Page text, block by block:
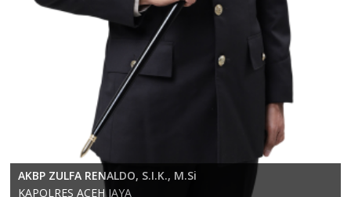
AKBP ZULFA RENALDO, S.I.K., M.Si
KAPOLRES ACEH JAYA
KOMPOL RICKY ANDRIKA, S.E., S.H., M.H.
Wakapolres Aceh Jaya